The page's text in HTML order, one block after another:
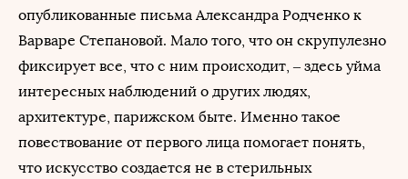
опубликованные письма Александра Родченко к
Варваре Степановой. Мало того, что он скрупулезно
фиксирует все, что с ним происходит, – здесь уйма
интересных наблюдений о других людях,
архитектуре, парижском быте. Именно такое
повествование от первого лица помогает понять,
что искусство создается не в стерильных